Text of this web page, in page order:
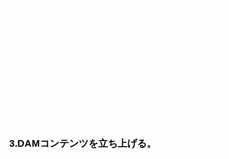
3.DAMコンテンツを立ち上げる。